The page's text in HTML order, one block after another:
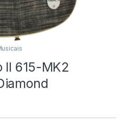
II 615-MK2